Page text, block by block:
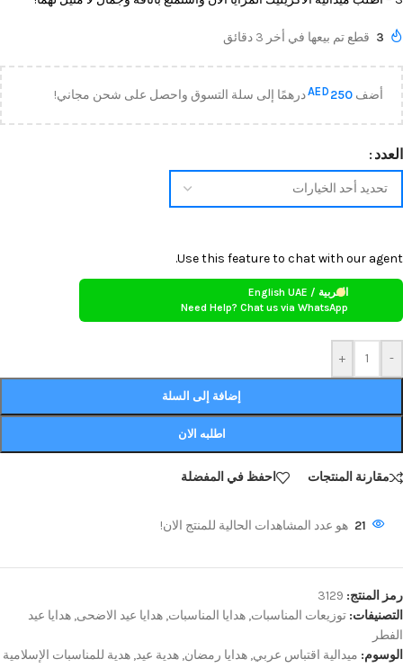
3 قطع تم بيعها في أخر 3 دقائق
أضف AED 250 درهمًا إلى سلة التسوق واحصل على شحن مجاني!
العدد
-
+
Use this feature to chat with our agent.
العربية / English UAE
Need Help? Chat us via WhatsApp
إضافة إلى السلة
اطلبه الان
مقارنة المنتجات احفظ في المفضلة
21 هو عدد المشاهدات الحالية للمنتج الان!
رمز المنتج: 3129
التصنيفات: توزيعات المناسبات, هدايا المناسبات, هدايا عيد الاضحى, هدايا عيد
الفطر
الوسوم: ميدالية اقتباس عربي, هدايا رمضان, هدية عيد, هدية للمناسبات الإسلامية